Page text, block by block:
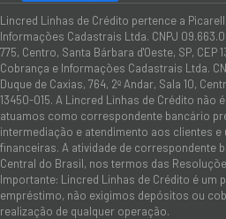
Lincred Linhas de Crédito pertence a
Informações Cadastrais Ltda. CNPJ
775, Centro, Santa Bárbara d'Oeste, SP,
Cobrança e Informações Cadastrais Ltda.
Duque de Caxias, 764, 2º Andar, Sala 10,
13450-015. A Lincred Linhas de Crédito não
atuamos como correspondente bancário
intermediação e atendimento aos clientes
financeiras. A atividade de correspondente
Central do Brasil, nos termos das
Importante: Lincred Linhas de Crédito é um
empréstimo, não exigimos depósitos ou
realização de qualquer operação.